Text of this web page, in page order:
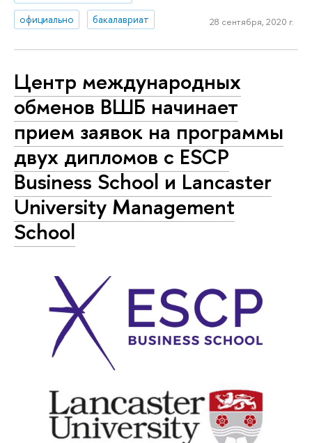
официально
бакалавриат 28 сентября, 2020 г.
Центр международных
обменов ВШБ начинает
прием заявок на программы
двух дипломов с ESCP
Business School и Lancaster
University Management
School